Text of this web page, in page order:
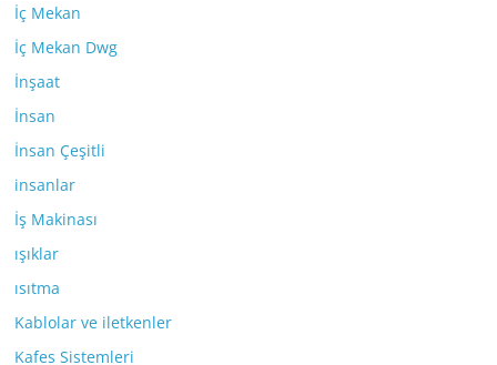
İç Mekan
İç Mekan Dwg
İnşaat
İnsan
İnsan Çeşitli
insanlar
İş Makinası
ışıklar
ısıtma
Kablolar ve iletkenler
Kafes Sistemleri